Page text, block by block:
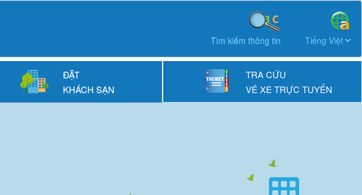
Tìm kiếm thông tin
ĐẶT
KHÁCH SẠN
TRA CỨU
VÉ XE TRỰC TUYẾN